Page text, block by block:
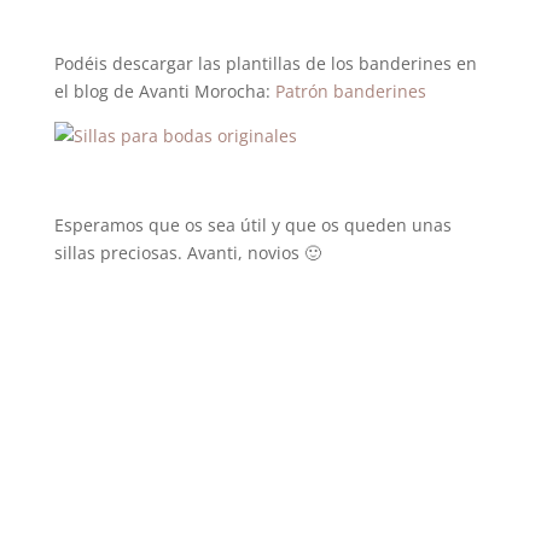
Podéis descargar las plantillas de los banderines en
el blog de Avanti Morocha: Patrón banderines
Esperamos que os sea útil y que os queden unas
sillas preciosas. Avanti, novios 🙂